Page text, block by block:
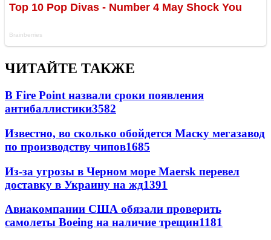
ЧИТАЙТЕ ТАКЖЕ
В Fire Point назвали сроки появления
антибаллистики3582
Известно, во сколько обойдется Маску мегазавод
по производству чипов1685
Из-за угрозы в Черном море Maersk перевел
доставку в Украину на жд1391
Авиакомпании США обязали проверить
самолеты Boeing на наличие трещин1181